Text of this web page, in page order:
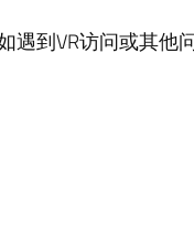
遇到VR访问或其他